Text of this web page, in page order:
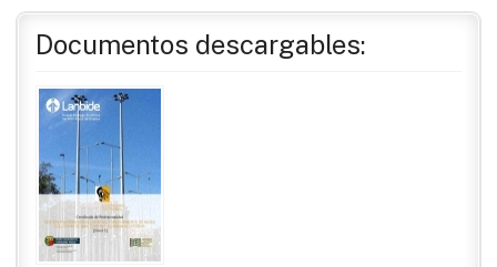
Documentos descargables: